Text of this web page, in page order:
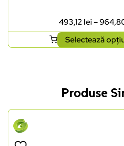
493,12 lei–
Selectează
Produse